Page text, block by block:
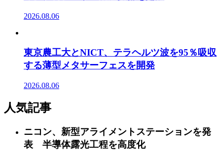
2026.08.06
東京農工大とNICT、テラヘルツ波を95％吸収
する薄型メタサーフェスを開発
2026.08.06
人気記事
ニコン、新型アライメントステーションを発
表 半導体露光工程を高度化